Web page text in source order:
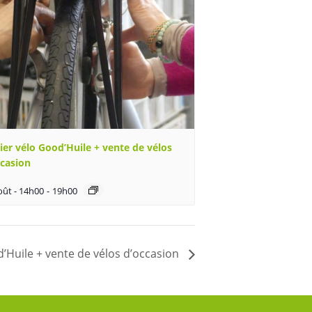
vélo Good’Huile + vente de vélos
- 14h00 - 19h00
+ vente de vélos d’occasion